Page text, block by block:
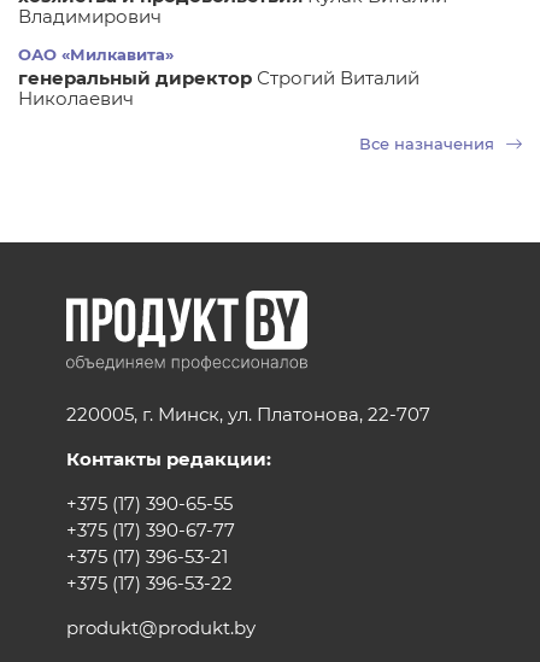
Владимирович
ОАО «Милкавита»
генеральный директор Строгий Виталий
Николаевич
Все назначения
220005, г. Минск, ул. Платонова, 22-707
Контакты редакции:
+375 (17) 390-65-55
+375 (17) 390-67-77
+375 (17) 396-53-21
+375 (17) 396-53-22
produkt@produkt.by